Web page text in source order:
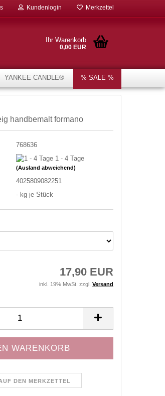
Kundenlogin Merkzettel
Ihr Warenkorb
0,00 EUR
YANKEE CANDLE® % SALE %
handbemalt formano
768636
1 - 4 Tage
(Ausland abweichend)
4025809082251
- kg je Stück
17,90 EUR
inkl. 19% MwSt. zzgl. Versand
DEN MERKZETTEL